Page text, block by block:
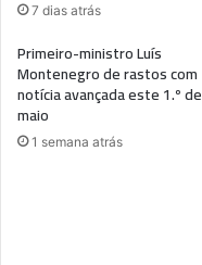
7 dias atrás
Primeiro-ministro Luís
Montenegro de rastos com
notícia avançada este 1.º de
maio
1 semana atrás